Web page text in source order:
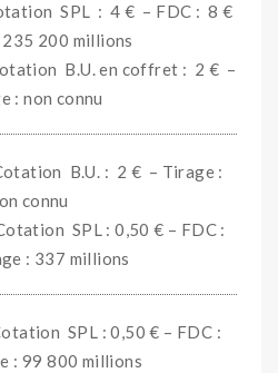
SPL : 4 € – FDC : 8 €
200 millions
B.U. en coffret : 2 € –
: non connu
B.U. : 2 € – Tirage :
connu
SPL : 0,50 € – FDC :
: 337 millions
SPL : 0,50 € – FDC :
: 99 800 millions